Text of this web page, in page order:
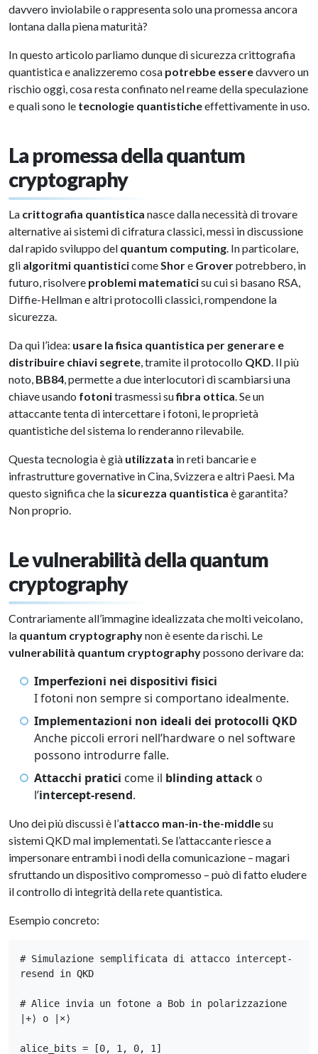
davvero inviolabile o rappresenta solo una promessa ancora
lontana dalla piena maturità?
In questo articolo parliamo dunque di sicurezza crittografia
quantistica e analizzeremo cosa potrebbe esseredavvero un
rischio oggi, cosa resta confinato nel reame della speculazione
e quali sono le tecnologie quantisticheeffettivamente in uso.
La promessa della quantum
cryptography
La crittografia quantistica nasce dalla necessità di trovare
alternative ai sistemi di cifratura classici, messi in discussione
dal rapido sviluppo del quantum computing. In particolare,
gli algoritmi quantisticicomeShore Groverpotrebbero, in
futuro, risolvere problemi matematicisu cui si basano RSA,
Diffie-Hellman e altri protocolli classici, rompendone la
sicurezza.
Da qui l’idea: usare la fisica quantistica per generare e
distribuire chiavi segrete, tramite il protocollo QKD. Il più
noto, BB84, permette a due interlocutori di scambiarsi una
chiave usando fotonitrasmessi sufibra ottica. Se un
attaccante tenta di intercettare i fotoni, le proprietà
quantistiche del sistema lo renderanno rilevabile.
Questa tecnologia è già utilizzata in reti bancarie e
infrastrutture governative in Cina, Svizzera e altri Paesi. Ma
questo significa che la sicurezza quantistica è garantita?
Non proprio.
Le vulnerabilità della quantum
cryptography
Contrariamente all’immagine idealizzata che molti veicolano,
la quantum cryptographynon è esente da rischi. Le
vulnerabilità quantum cryptographypossono derivare da:
Imperfezioni nei dispositivi fisici
I fotoni non sempre si comportano idealmente.
Implementazioni non ideali dei protocolli QKD
Anche piccoli errori nell’hardware o nel software
possono introdurre falle.
Attacchi pratici come il blinding attack o
l’intercept-resend.
Uno dei più discussi è l’attacco man-in-the-middlesu
sistemi QKD mal implementati. Se l’attaccante riesce a
impersonare entrambi i nodi della comunicazione – magari
sfruttando un dispositivo compromesso – può di fatto eludere
il controllo di integrità della rete quantistica.
Esempio concreto:
# Simulazione semplificata di attacco intercept-
resend in QKD
# Alice invia un fotone a Bob in polarizzazione
|+⟩ o |×⟩
alice_bits = [0, 1, 0, 1]